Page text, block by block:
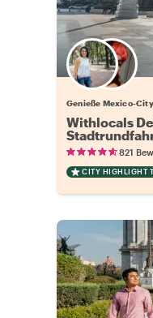
Genieße Mexico-
Withlocals
821
CITY HIGHLIGHT